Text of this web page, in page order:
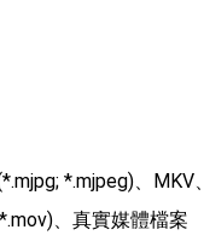
*.mjpeg)、MKV、
、真實媒體檔案